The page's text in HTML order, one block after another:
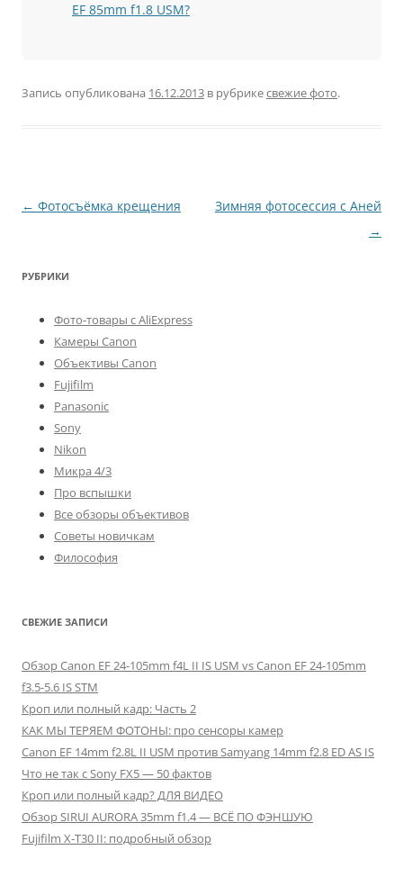
EF 85mm f1.8 USM?
Запись опубликована 16.12.2013 в рубрикесвежие фото.
Навигация
← Фотосъёмка крещения
Зимняя фотосессия с Аней
→
РУБРИКИ
Фото-товары с AliExpress
Камеры Canon
Объективы Canon
Fujifilm
Panasonic
Sony
Nikon
Микра 4/3
Про вспышки
Все обзоры объективов
Советы новичкам
Философия
СВЕЖИЕ ЗАПИСИ
Обзор Canon EF 24-105mm f4L II IS USM vs Canon EF 24-105mm
f3.5-5.6 IS STM
Кроп или полный кадр: Часть 2
КАК МЫ ТЕРЯЕМ ФОТОНЫ: про сенсоры камер
Canon EF 14mm f2.8L II USM против Samyang 14mm f2.8 ED AS IS
Что не так с Sony FX5 — 50 фактов
Кроп или полный кадр? ДЛЯ ВИДЕО
Обзор SIRUI AURORA 35mm f1.4 — ВСЁ ПО ФЭНШУЮ
Fujifilm X-T30 II: подробный обзор